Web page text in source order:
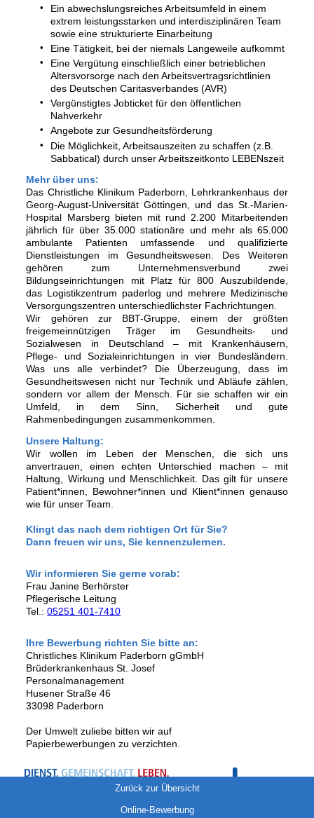
Ein abwechslungsreiches Arbeitsumfeld in einem
extrem leistungsstarken und interdisziplinären Team
sowie eine strukturierte Einarbeitung
Eine Tätigkeit, bei der niemals Langeweile aufkommt
Eine Vergütung einschließlich einer betrieblichen
Altersvorsorge nach den Arbeitsvertragsrichtlinien
des Deutschen Caritasverbandes (AVR)
Vergünstigtes Jobticket für den öffentlichen
Nahverkehr
Angebote zur Gesundheitsförderung
Die Möglichkeit, Arbeitsauszeiten zu schaffen (z.B.
Sabbatical) durch unser Arbeitszeitkonto LEBENszeit
Mehr über uns:
Das Christliche Klinikum Paderborn, Lehrkrankenhaus der
Georg-August-Universität Göttingen, und das St.-Marien-
Hospital Marsberg bieten mit rund 2.200 Mitarbeitenden
jährlich für über 35.000 stationäre und mehr als 65.000
ambulante Patienten umfassende und qualifizierte
Dienstleistungen im Gesundheitswesen. Des Weiteren
gehören zum Unternehmensverbund zwei
Bildungseinrichtungen mit Platz für 800 Auszubildende,
das Logistikzentrum paderlog und mehrere Medizinische
Versorgungszentren unterschiedlichster Fachrichtungen.
Wir gehören zur BBT-Gruppe, einem der größten
freigemeinnützigen Träger im Gesundheits- und
Sozialwesen in Deutschland – mit Krankenhäusern,
Pflege- und Sozialeinrichtungen in vier Bundesländern.
Was uns alle verbindet? Die Überzeugung, dass im
Gesundheitswesen nicht nur Technik und Abläufe zählen,
sondern vor allem der Mensch. Für sie schaffen wir ein
Umfeld, in dem Sinn, Sicherheit und gute
Rahmenbedingungen zusammenkommen.
Unsere Haltung:
Wir wollen im Leben der Menschen, die sich uns
anvertrauen, einen echten Unterschied machen – mit
Haltung, Wirkung und Menschlichkeit. Das gilt für unsere
Patient*innen, Bewohner*innen und Klient*innen genauso
wie für unser Team.
Klingt das nach dem richtigen Ort für Sie?
Dann freuen wir uns, Sie kennenzulernen.
Wir informieren Sie gerne vorab:
Frau Janine Berhörster
Pflegerische Leitung
Tel.:05251 401-7410
Ihre Bewerbung richten Sie bitte an:
Christliches Klinikum Paderborn gGmbH
Brüderkrankenhaus St. Josef
Personalmanagement
Husener Straße 46
33098 Paderborn
Der Umwelt zuliebe bitten wir auf
Papierbewerbungen zu verzichten.
Zurück zur Übersicht
Online-Bewerbung